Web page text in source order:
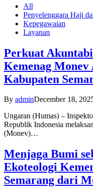
All
Penyelenggara Haji
Kepegawaian
Layanan
Perkuat
Kemenag Monev
Kabupaten
By adminDecember 18,
Ungaran (Humas) –
Republik Indonesia
(Monev)…
Menjaga Bumi
Ekoteologi
Semarang dari